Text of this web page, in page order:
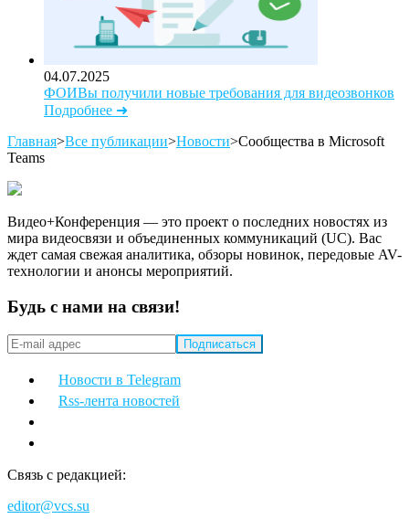
04.07.2025
ФОИВы получили новые требования для видеозвонков
Подробнее ➜
Главная>Все публикации>Новости>Сообщества в Microsoft
Teams
Видео+Конференция — это проект о последних новостях из
мира видеосвязи и объединенных коммуникаций (UC). Вас
ждет самая свежая аналитика, обзоры новинок, передовые AV-
технологии и анонсы мероприятий.
Будь с нами на связи!
Новости в Telegram
Rss-лента новостей
Связь с редакцией:
editor@vcs.su